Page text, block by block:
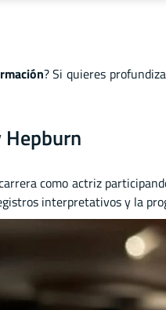
? Si quieres
como actriz
interpretativos y la